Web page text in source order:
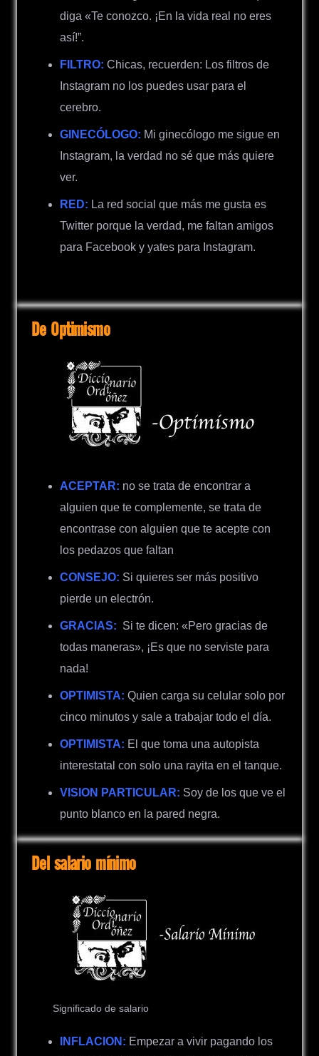
diga «Te conozco. ¡En la vida real no eres
así!”.
FILTRO: Chicas, recuerden: Los filtros de
Instagram no los puedes usar para el
cerebro.
GINECÓLOGO: Mi ginecólogo me sigue en
Instagram, la verdad no sé que más quiere
ver.
RED: La red social que más me gusta es
Twitter porque la verdad, me faltan amigos
para Facebook y yates para Instagram.
De Optimismo
ACEPTAR: no se trata de encontrar a
alguien que te complemente, se trata de
encontrase con alguien que te acepte con
los pedazos que faltan
CONSEJO: Si quieres ser más positivo
pierde un electrón.
GRACIAS: Si te dicen: «Pero gracias de
todas maneras», ¡Es que no serviste para
nada!
OPTIMISTA: Quien carga su celular solo por
cinco minutos y sale a trabajar todo el día.
OPTIMISTA: El que toma una autopista
interestatal con solo una rayita en el tanque.
VISION PARTICULAR: Soy de los que ve el
punto blanco en la pared negra.
Del salario mínimo
Significado de salario
INFLACION: Empezar a vivir pagando los